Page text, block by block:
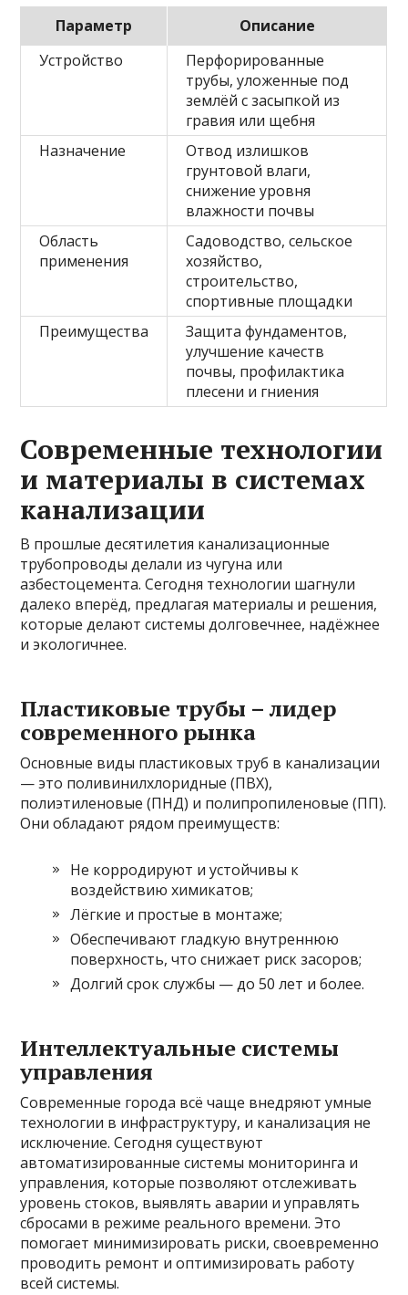
Параметр
Описание
Устройство
Перфорированные
трубы, уложенные под
землёй с засыпкой из
гравия или щебня
Назначение
Отвод излишков
грунтовой влаги,
снижение уровня
влажности почвы
Область
применения
Садоводство, сельское
хозяйство,
строительство,
спортивные площадки
Преимущества
Защита фундаментов,
улучшение качеств
почвы, профилактика
плесени и гниения
Современные технологии
и материалы в системах
канализации
В прошлые десятилетия канализационные
трубопроводы делали из чугуна или
азбестоцемента. Сегодня технологии шагнули
далеко вперёд, предлагая материалы и решения,
которые делают системы долговечнее, надёжнее
и экологичнее.
Пластиковые трубы – лидер
современного рынка
Основные виды пластиковых труб в канализации
— это поливинилхлоридные (ПВХ),
полиэтиленовые (ПНД) и полипропиленовые (ПП).
Они обладают рядом преимуществ:
Не корродируют и устойчивы к
воздействию химикатов;
Лёгкие и простые в монтаже;
Обеспечивают гладкую внутреннюю
поверхность, что снижает риск засоров;
Долгий срок службы — до 50 лет и более.
Интеллектуальные системы
управления
Современные города всё чаще внедряют умные
технологии в инфраструктуру, и канализация не
исключение. Сегодня существуют
автоматизированные системы мониторинга и
управления, которые позволяют отслеживать
уровень стоков, выявлять аварии и управлять
сбросами в режиме реального времени. Это
помогает минимизировать риски, своевременно
проводить ремонт и оптимизировать работу
всей системы.